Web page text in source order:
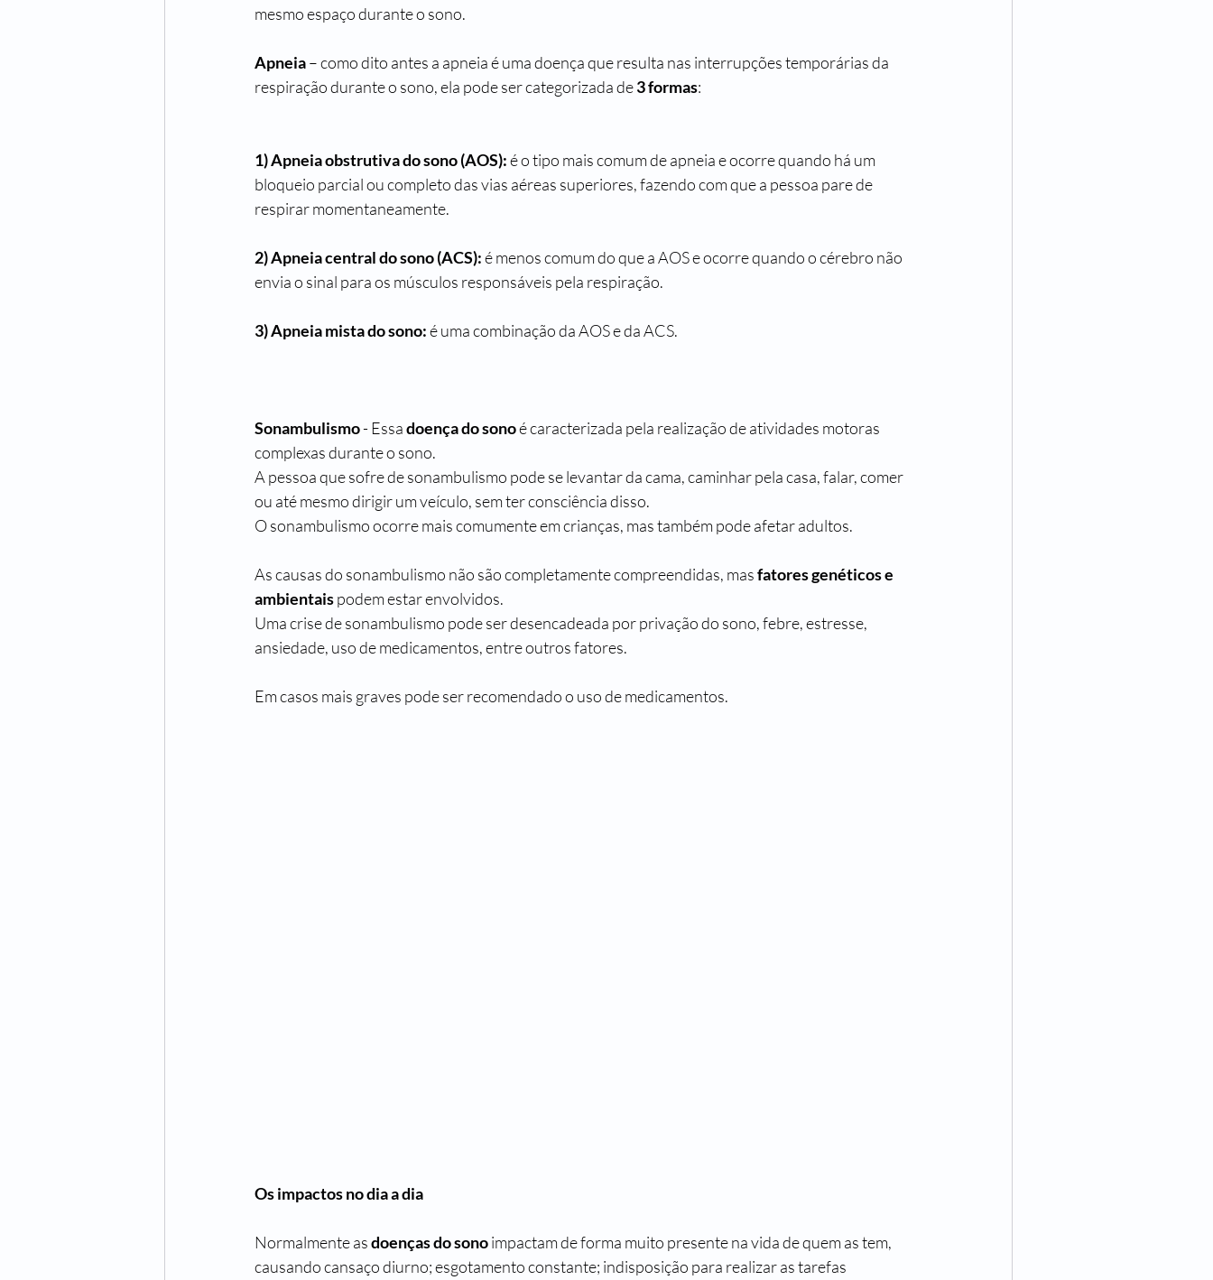
mesmo espaço durante o sono.
Apneia – como dito antes a apneia é uma doença que resulta nas interrupções temporárias da
respiração durante o sono, ela pode ser categorizada de 3 formas:
1) Apneia obstrutiva do sono (AOS): é o tipo mais comum de apneia e ocorre quando há um
bloqueio parcial ou completo das vias aéreas superiores, fazendo com que a pessoa pare de
respirar momentaneamente.
2) Apneia central do sono (ACS): é menos comum do que a AOS e ocorre quando o cérebro não
envia o sinal para os músculos responsáveis pela respiração.
3) Apneia mista do sono: é uma combinação da AOS e da ACS.
Sonambulismo - Essa doença do sono é caracterizada pela realização de atividades motoras
complexas durante o sono.
A pessoa que sofre de sonambulismo pode se levantar da cama, caminhar pela casa, falar, comer
ou até mesmo dirigir um veículo, sem ter consciência disso.
O sonambulismo ocorre mais comumente em crianças, mas também pode afetar adultos.
As causas do sonambulismo não são completamente compreendidas, mas fatores genéticos e
ambientais podem estar envolvidos.
Uma crise de sonambulismo pode ser desencadeada por privação do sono, febre, estresse,
ansiedade, uso de medicamentos, entre outros fatores.
Em casos mais graves pode ser recomendado o uso de medicamentos.
Os impactos no dia a dia
Normalmente as doenças do sono impactam de forma muito presente na vida de quem as tem,
causando cansaço diurno; esgotamento constante; indisposição para realizar as tarefas